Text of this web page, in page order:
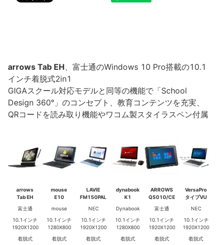
arrows Tab EH、富士通のWindows 10 Pro搭載の10.1
インチ着脱式2in1
GIGAスクール対応モデルと同等の機能で「School
Design 360°」のコンセプト、教育コンテンツを充実、
QRコードを読み取り機能やワコム製スタイラスペン付属
arrows
Tab EH
富士通
10.1インチ
1920X1200
着脱式
mouse
E10
mouse
10.1インチ
1280X800
着脱式
LAVIE
FM150PAL
NEC
10.1インチ
1920X1200
着脱式
dynabook
K1
Dynabook
10.1インチ
1280X800
着脱式
ARROWS
Q5010/CE
富士通
10.1インチ
1920X1200
着脱式
VersaPro
タイプVU
NEC
10.1インチ
1920X1200
着脱式